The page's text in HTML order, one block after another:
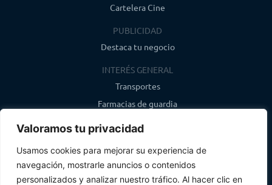
Valoramos tu privacidad
Usamos cookies para mejorar su experiencia de
navegación, mostrarle anuncios o contenidos
personalizados y analizar nuestro tráfico. Al hacer clic en
Cartelera Cine
PUBLICIDAD
Destaca tu negocio
INTERÉS GENERAL
Transportes
Farmacias de guardia
CONTACTO
info@infosegovia.com